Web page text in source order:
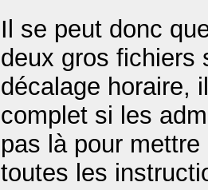
Il se peut donc
deux gros fichiers
décalage horaire,
complet si les
pas là pour
toutes les